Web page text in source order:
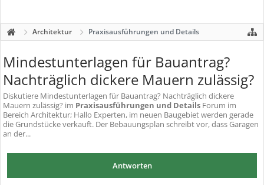
Architektur Praxisausführungen und Details
Mindestunterlagen für Bauantrag?
Nachträglich dickere Mauern zulässig?
Diskutiere Mindestunterlagen für Bauantrag? Nachträglich dickere
Mauern zulässig? im Praxisausführungen und Details Forum im
Bereich Architektur; Hallo Experten, im neuen Baugebiet werden gerade
die Grundstücke verkauft. Der Bebauungsplan schreibt vor, dass Garagen
an der...
Antworten